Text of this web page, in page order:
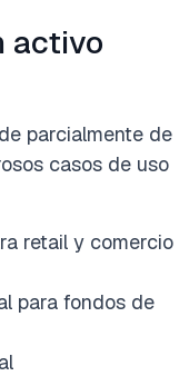
activo
parcialmente de
casos de uso
retail y comercio
para fondos de